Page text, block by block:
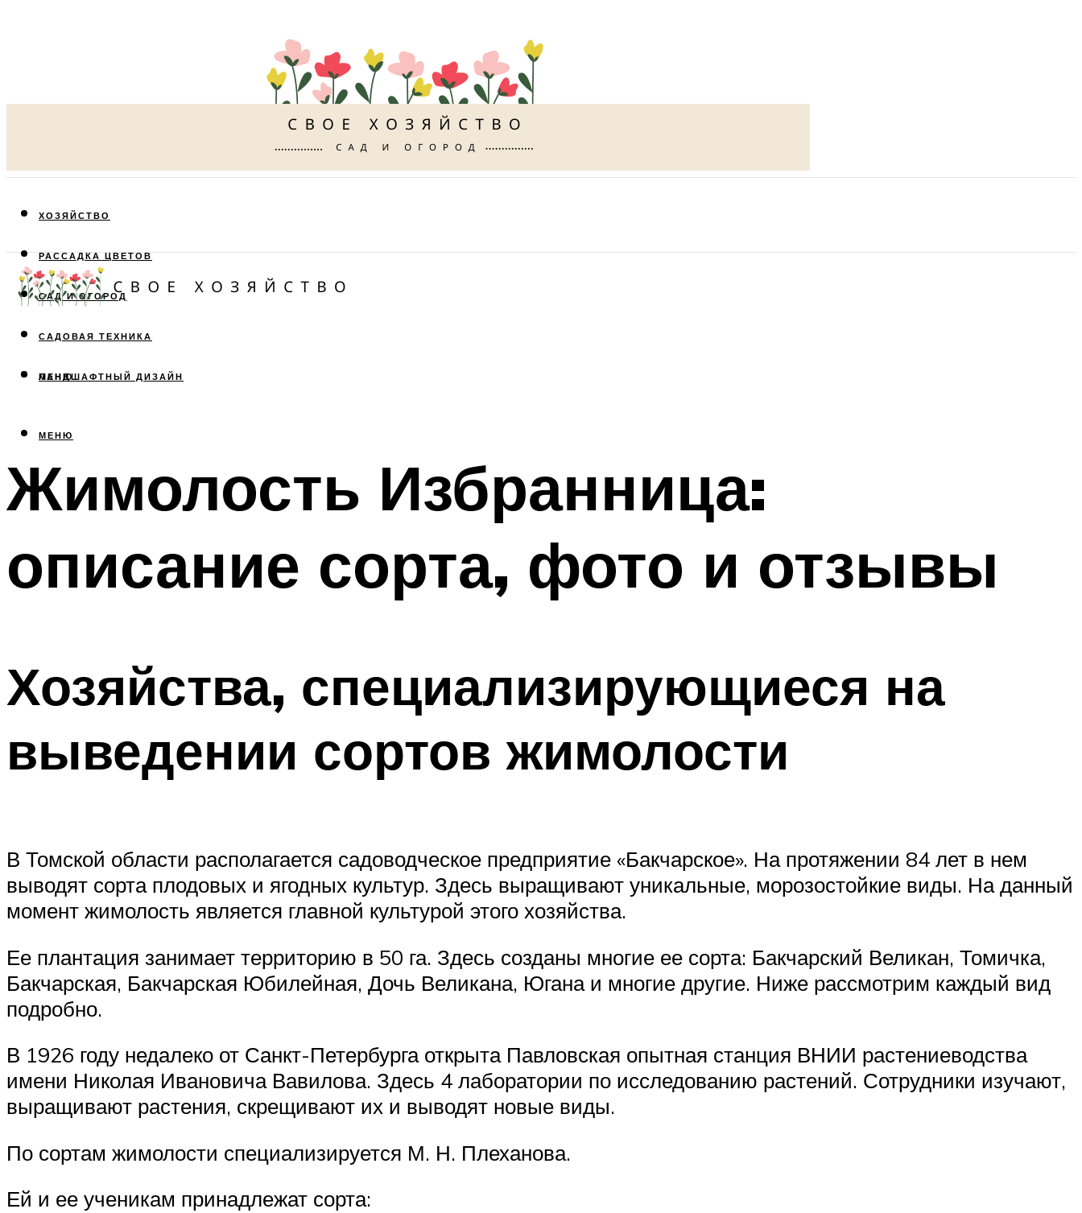
ХОЗЯЙСТВО
РАССАДКА ЦВЕТОВ
САД И ОГОРОД
САДОВАЯ ТЕХНИКА
ЛАНДШАФТНЫЙ ДИЗАЙН
МЕНЮ
МЕНЮ
Жимолость Избранница:
описание сорта, фото и отзывы
Хозяйства, специализирующиеся на
выведении сортов жимолости
В Томской области располагается садоводческое предприятие «Бакчарское». На протяжении 84 лет в нем
выводят сорта плодовых и ягодных культур. Здесь выращивают уникальные, морозостойкие виды. На данный
момент жимолость является главной культурой этого хозяйства.
Ее плантация занимает территорию в 50 га. Здесь созданы многие ее сорта: Бакчарский Великан, Томичка,
Бакчарская, Бакчарская Юбилейная, Дочь Великана, Югана и многие другие. Ниже рассмотрим каждый вид
подробно.
В 1926 году недалеко от Санкт-Петербурга открыта Павловская опытная станция ВНИИ растениеводства
имени Николая Ивановича Вавилова. Здесь 4 лаборатории по исследованию растений. Сотрудники изучают,
выращивают растения, скрещивают их и выводят новые виды.
По сортам жимолости специализируется М. Н. Плеханова.
Ей и ее ученикам принадлежат сорта: